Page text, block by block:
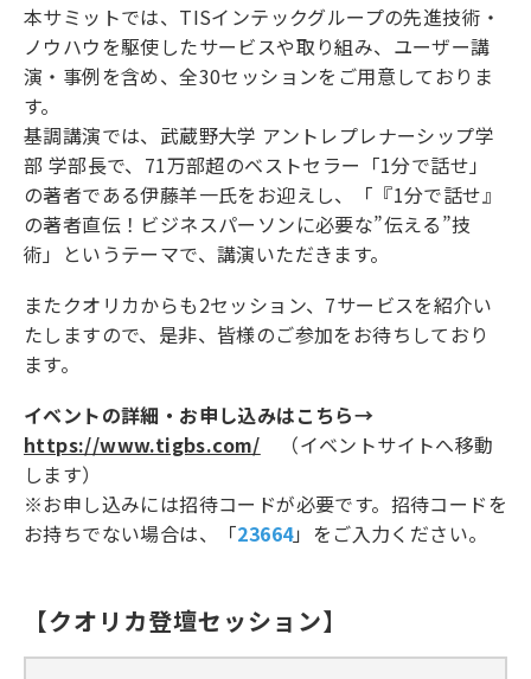
本サミットでは、TISインテックグループの先進技術・
ノウハウを駆使したサービスや取り組み、ユーザー講
演・事例を含め、全30セッションをご用意しておりま
す。
基調講演では、武蔵野大学 アントレプレナーシップ学
部 学部長で、71万部超のベストセラー「1分で話せ」
の著者である伊藤羊一氏をお迎えし、「『1分で話せ』
の著者直伝！ビジネスパーソンに必要な”伝える”技
術」というテーマで、講演いただきます。
またクオリカからも2セッション、7サービスを紹介い
たしますので、是非、皆様のご参加をお待ちしており
ます。
イベントの詳細・お申し込みはこちら→
https://www.tigbs.com/ （イベントサイトへ移動
します）
※お申し込みには招待コードが必要です。招待コードを
お持ちでない場合は、「23664」をご入力ください。
【クオリカ登壇セッション】